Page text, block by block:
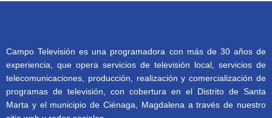
Campo Televisión es una programadora con más de 30 años de
experiencia, que opera servicios de televisión local, servicios de
telecomunicaciones, producción, realización y comercialización de
programas de televisión, con cobertura en el Distrito de Santa
Marta y el municipio de Ciénaga, Magdalena a través de nuestro